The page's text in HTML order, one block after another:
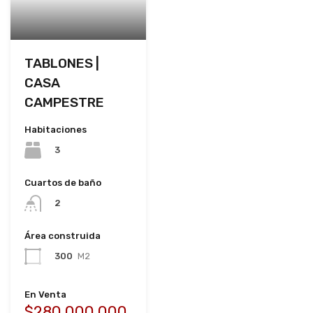
TABLONES |
CASA
CAMPESTRE
Habitaciones
3
Cuartos de baño
2
Área construida
300 M2
En Venta